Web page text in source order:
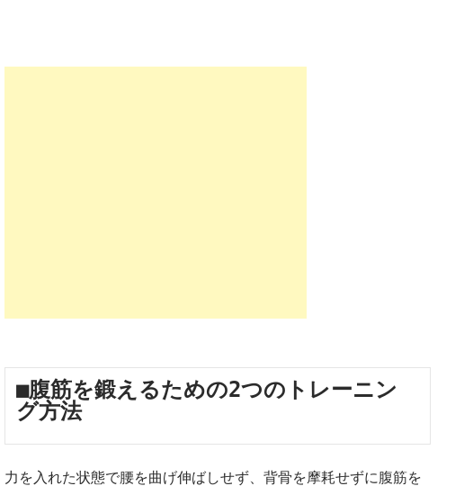
■腹筋を鍛えるための2つのトレーニン
グ方法
力を入れた状態で腰を曲げ伸ばしせず、背骨を摩耗せずに腹筋を